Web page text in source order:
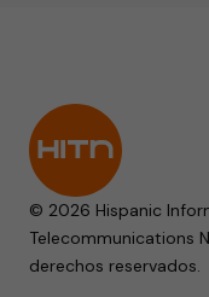
© 2026 Hispanic
Telecommunications
derechos reservados.